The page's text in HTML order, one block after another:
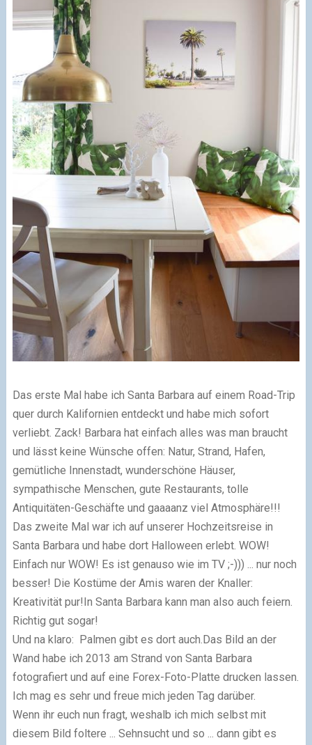
Das erste Mal habe ich Santa Barbara auf einem Road-Trip
quer durch Kalifornien entdeckt und habe mich sofort
verliebt. Zack! Barbara hat einfach alles was man braucht
und lässt keine Wünsche offen: Natur, Strand, Hafen,
gemütliche Innenstadt, wunderschöne Häuser,
sympathische Menschen, gute Restaurants, tolle
Antiquitäten-Geschäfte und gaaaanz viel Atmosphäre!!!
Das zweite Mal war ich auf unserer Hochzeitsreise in
Santa Barbara und habe dort Halloween erlebt. WOW!
Einfach nur WOW! Es ist genauso wie im TV ;-))) ... nur noch
besser! Die Kostüme der Amis waren der Knaller:
Kreativität pur!In Santa Barbara kann man also auch feiern.
Richtig gut sogar!
Und na klaro: Palmen gibt es dort auch.Das Bild an der
Wand habe ich 2013 am Strand von Santa Barbara
fotografiert und auf eine Forex-Foto-Platte drucken lassen.
Ich mag es sehr und freue mich jeden Tag darüber.
Wenn ihr euch nun fragt, weshalb ich mich selbst mit
diesem Bild foltere ... Sehnsucht und so ... dann gibt es